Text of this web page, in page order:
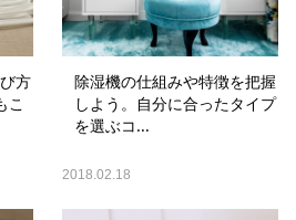
方
こ
除湿機の仕組みや特徴を把握
しよう。自分に合ったタイプ
を選ぶコ...
2018.02.18